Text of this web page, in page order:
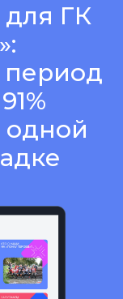
для ГК
период
одной